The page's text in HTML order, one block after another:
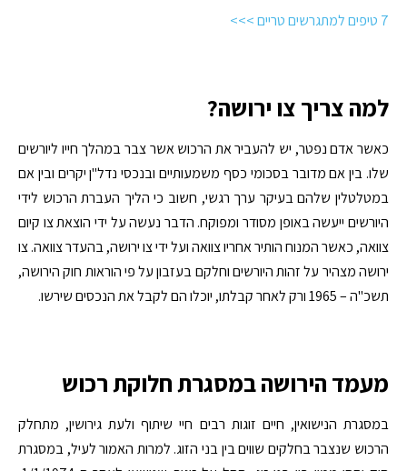
7 טיפים למתגרשים טריים >>>
למה צריך צו ירושה?
כאשר אדם נפטר, יש להעביר את הרכוש אשר צבר במהלך חייו ליורשים
שלו. בין אם מדובר בסכומי כסף משמעותיים ובנכסי נדל"ן יקרים ובין אם
במטלטלין שלהם בעיקר ערך רגשי, חשוב כי הליך העברת הרכוש לידי
היורשים ייעשה באופן מסודר ומפוקח. הדבר נעשה על ידי הוצאת צו קיום
צוואה, כאשר המנוח הותיר אחריו צוואה ועל ידי צו ירושה, בהעדר צוואה. צו
ירושה מצהיר על זהות היורשים וחלקם בעזבון על פי הוראות חוק הירושה,
תשכ"ה – 1965 ורק לאחר קבלתו, יוכלו הם לקבל את הנכסים שירשו.
מעמד הירושה במסגרת חלוקת רכוש
במסגרת הנישואין, חיים זוגות רבים חיי שיתוף ולעת גירושין, מתחלק
הרכוש שנצבר בחלקים שווים בין בני הזוג. למרות האמור לעיל, במסגרת